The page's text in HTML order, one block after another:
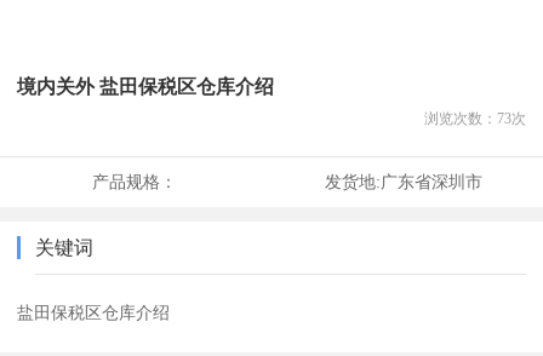
境内关外 盐田保税区仓库介绍
浏览次数： 73次
产品规格： 发货地:广东省深圳市
关键词
盐田保税区仓库介绍